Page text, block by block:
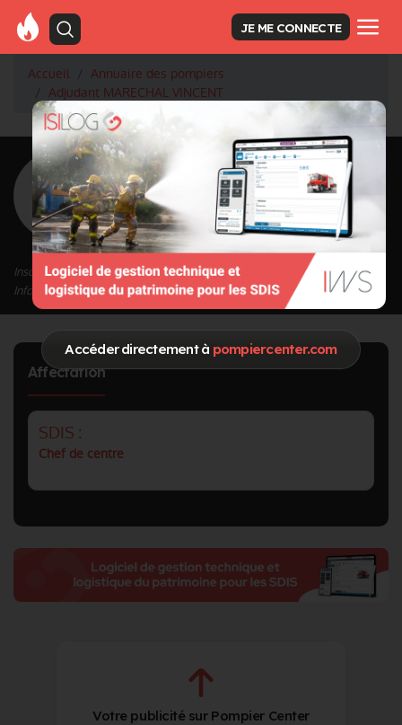
Accéder directement à pompiercenter.com
JE ME CONNECTE
Accueil
Annuaire des pompiers
Adjudant MARECHAL VINCENT
< Retour à la liste des pompiers
MARECHAL
VINCENT
Grade : Adjudant
Inscrit depuis le 01/10/2020 à 17:34
Informations mises à jour le 11/01/2023 à 18:23
Affectation
SDIS :
Chef de centre
Votre publicité sur Pompier Center